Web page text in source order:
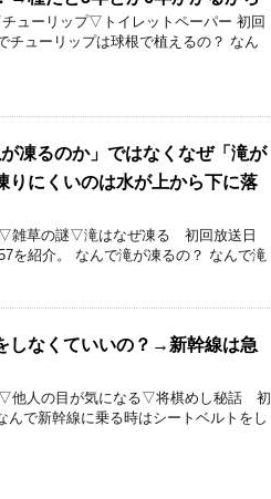
ューリップ▽トイレットペーパー 初回
チューリップは球根で植えるの？ なん
凍るのか」ではなくなぜ「滝が
りにくいのは水が上から下に落
雑草の謎▽滝はなぜ凍る 初回放送日
を紹介。 なんで滝が凍るの？ なんで滝
しなくていいの？→新幹線は急
他人の目が気になる▽将棋めし秘話 初
んで新幹線に乗る時はシートベルトをし